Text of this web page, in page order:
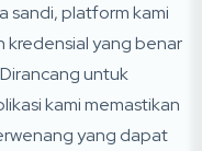
sandi, platform kami
kredensial yang benar
untuk
kami memastikan
yang dapat